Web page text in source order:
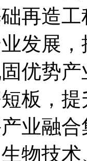
再造
发展
优势
板，
业融
物技